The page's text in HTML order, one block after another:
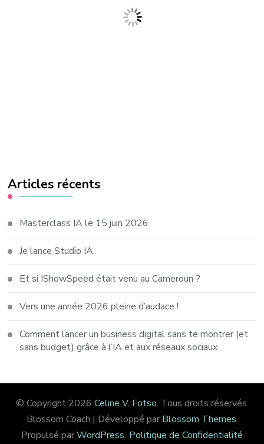
Articles récents
Masterclass IA le 15 juin 2026
Je lance Studio IA.
Et si IShowSpeed était venu au Cameroun ?
Vers une année 2026 pleine d’audace !
Comment lancer un business digital sans te montrer (et
sans budget) grâce à l’IA et aux réseaux sociaux
© Copyright 2026 Celine V. Fotso. Tous droits réservés.
Blossom Coach | Développé par Blossom Themes.
Propulsé parWordPress. Politique de Confidentialité